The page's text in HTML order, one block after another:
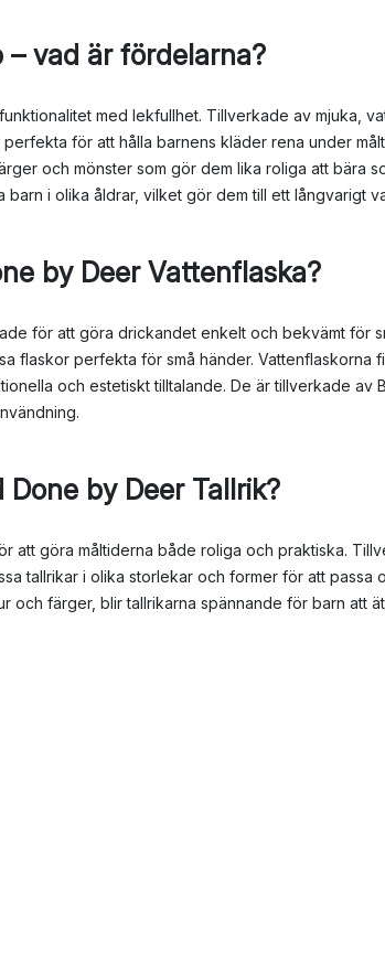
– vad är fördelarna?
med lekfullhet. Tillverkade av mjuka,
för att hålla barnens kläder rena under
och mönster som gör dem lika roliga att bära
barn i olika åldrar, vilket gör dem till ett långvarigt
by Deer Vattenflaska?
för att göra drickandet enkelt och bekvämt för
flaskor perfekta för små händer. Vattenflaskorna
och estetiskt tilltalande. De är tillverkade av
by Deer Tallrik?
att göra måltiderna både roliga och praktiska.
tallrikar i olika storlekar och former för att passa
och färger, blir tallrikarna spännande för barn att